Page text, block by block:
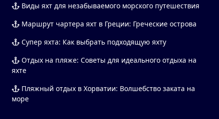
Виды яхт для незабываемого морского путешествия
Маршрут чартера яхт в Греции: Греческие острова
Супер яхта: Как выбрать подходящую яхту
Отдых на пляже: Советы для идеального отдыха на
яхте
Пляжный отдых в Хорватии: Волшебство заката на
море